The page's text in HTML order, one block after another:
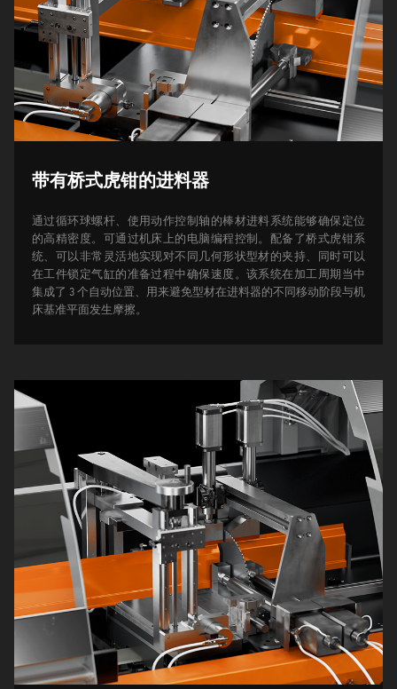
带有桥式虎钳的进料器
通过循环球螺杆、使用动作控制轴的棒材进料系统能够确保定位
的高精密度。可通过机床上的电脑编程控制。 配备了桥式虎钳系
统、可以非常灵活地实现对不同几何形状型材的夹持、同时可以
在工件锁定气缸的准备过程中确保速度。该系统在加工周期当中
集成了 3 个自动位置、用来避免型材在进料器的不同移动阶段与机
床基准平面发生摩擦。